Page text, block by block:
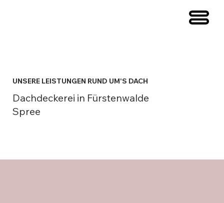
Dachdeckerei in Fürstenwalde
Spree
UNSERE LEISTUNGEN RUND UM'S DACH